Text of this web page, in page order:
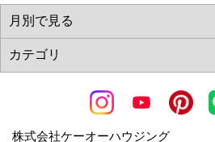
株式会社ケーオーハウジング